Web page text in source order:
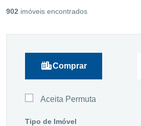
902 imóveis encontrados
Comprar
Aceita Permuta
Tipo de Imóvel